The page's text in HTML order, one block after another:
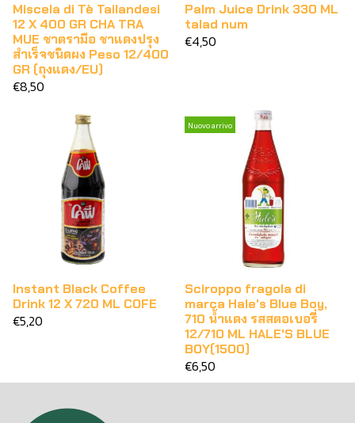
Miscela di Tè Tailandesi
12 X 400 GR CHA TRA
MUE ชาตรามือ ชาแดงปรุง
สำเร็จชนิดผง Peso 12/400
GR (ถุงแดง/EU)
€8,50
Palm Juice Drink 330 ML
talad num
€4,50
Instant Black Coffee
Drink 12 X 720 ML COFE
€5,20
Nuovo arrivo
Sciroppo fragola di
marca Hale's Blue Boy,
710 น้ำแดง รสสตอเบอรี่
12/710 ML HALE'S BLUE
BOY(1500)
€6,50